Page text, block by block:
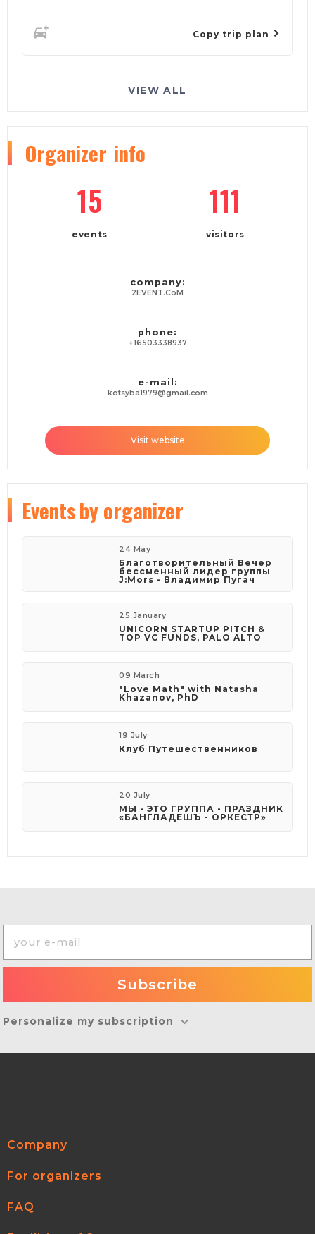
Copy trip plan
VIEW ALL
Organizer info
15
events
111
visitors
company:
2EVENT.CoM
phone:
+16503338937
e-mail:
kotsyba1979@gmail.com
Visit website
Eventsby organizer
24 May
Благотворительный Вечер
бессменный лидер группы
J:Mors - Владимир Пугач
25 January
UNICORN STARTUP PITCH &
TOP VC FUNDS, PALO ALTO
09 March
"Love Math" with Natasha
Khazanov, PhD
19 July
Клуб Путешественников
20 July
МЫ - ЭТО ГРУППА - ПРАЗДНИК
«БАНГЛАДЕШЪ - ОРКЕСТР»
Personalize my subscription
Company
For organizers
FAQ